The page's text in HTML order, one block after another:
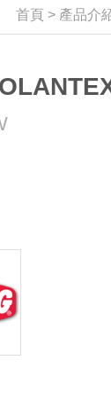
首頁 > 產品介